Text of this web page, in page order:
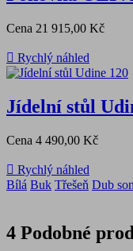
Cena 21 915,00 Kč
 Rychlý náhled
Jídelní stůl
Cena 4 490,00 Kč
 Rychlý náhled
Bílá Buk Třešeň Dub
4 Podobné